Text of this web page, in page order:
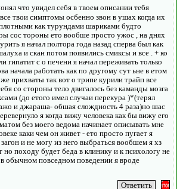
что увидел себя в твоем описании тебя
твои симптомы осбенно звон в ушах когда их
как турундами шариками будто
сос тороны ето вообше просто ужос , на днях
я начал полтора года назад сперва был как
и скан потом появились смиксы и все . + ко
гипатит с о печени я начал переживать только
начала работать как по другому сут ьне в етом
прихваты так вот о трипе курили трайп все
со стороны тело двигалось без каманды мозга
(до етого имел случаи перекура )*(терял
и джараша- обшая слождность 4 раза)но шас
я когда вижу человека как бы вижу его
без моего ведома начинает описывать мне
каки чем он живет - ето просто пугает я
и не могу из него выбраться вообшем я хз
но походу будет беда в клинику и к психологу не
обычном повседном поведении я вроде